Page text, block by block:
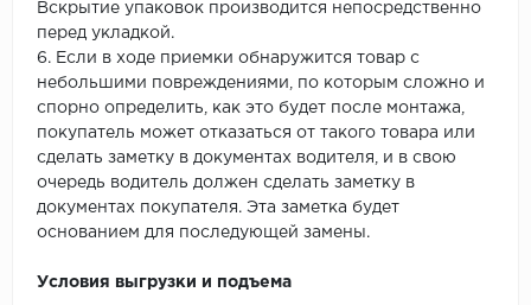
Вскрытие упаковок производится непосредственно
перед укладкой.
6. Если в ходе приемки обнаружится товар с
небольшими повреждениями, по которым сложно и
спорно определить, как это будет после монтажа,
покупатель может отказаться от такого товара или
сделать заметку в документах водителя, и в свою
очередь водитель должен сделать заметку в
документах покупателя. Эта заметка будет
основанием для последующей замены.
Условия выгрузки и подъема